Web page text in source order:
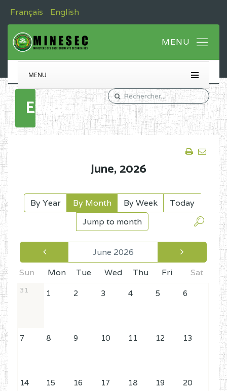
Français English
MENU
Events
June,2026
By Year By Month By Week
Today
Jump to month
June 2026
Sun
Mon Tue Wed Thu Fri Sat
31 1 2 3 4 5 6
7 8 9 10 11 12 13
14 15 16 17 18 19 20